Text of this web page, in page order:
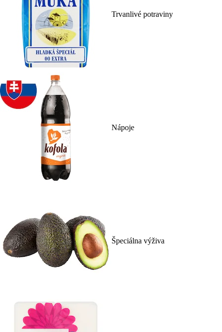
Trvanlivé potraviny
Nápoje
Špeciálna výživa